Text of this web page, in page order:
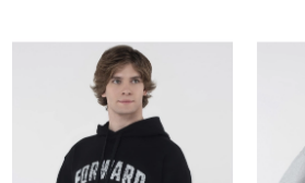
Краснодарский край (5)
Красноярский край (5)
Курская область (1)
Москва и МО (14)
Нижегородская область (1)